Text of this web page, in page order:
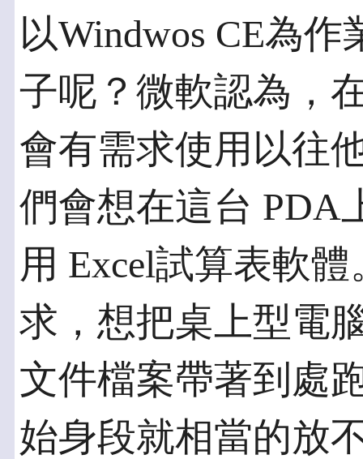
以Windwos CE為
子呢？微軟認為，
會有需求使用以往
們會想在這台 PDA
用 Excel試算表軟
求，想把桌上型電
文件檔案帶著到處
始身段就相當的放